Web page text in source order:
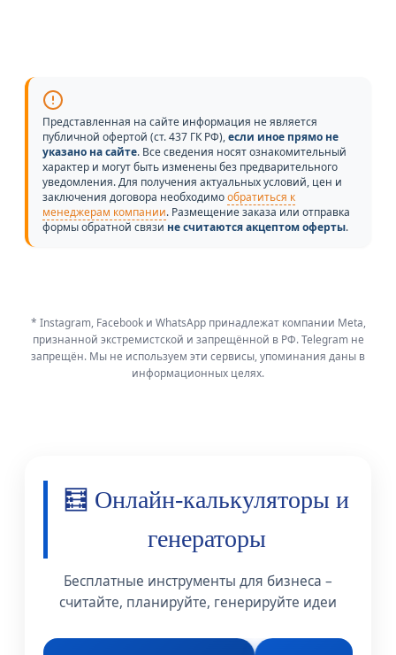
Представленная на сайте информация не является
публичной офертой (ст. 437 ГК РФ),если иное прямо не
указано на сайте. Все сведения носят ознакомительный
характер и могут быть изменены без предварительного
уведомления. Для получения актуальных условий, цен и
заключения договора необходимообратиться к
менеджерам компании. Размещение заказа или отправка
формы обратной связи не считаются акцептом оферты.
* Instagram, Facebook и WhatsApp принадлежат компании Meta,
признанной экстремистской и запрещённой в РФ. Telegram не
запрещён. Мы не используем эти сервисы, упоминания даны в
информационных целях.
🧮 Онлайн-калькуляторы и
генераторы
Бесплатные инструменты для бизнеса –
считайте, планируйте, генерируйте идеи